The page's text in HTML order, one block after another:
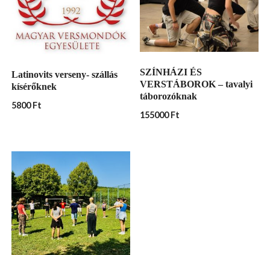
Latinovits verseny- szállás
kísérőknek
5800Ft
SZÍNHÁZI ÉS
VERSTÁBOROK – tavalyi
táborozóknak
155000Ft